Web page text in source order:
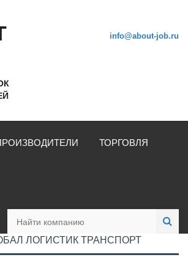
info@about-job.ru
ТОРГОВЛЯ
ЛОГИСТИК ТРАНСПОРТ